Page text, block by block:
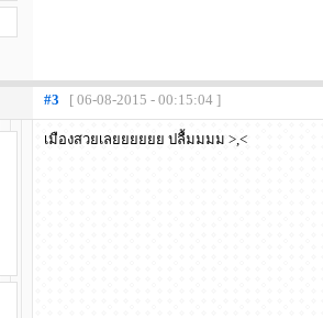
#3 [ 06-08-2015 - 00:15:04 ]
เมืองสวยเลยยยยยย ปลื้มมมม >,<